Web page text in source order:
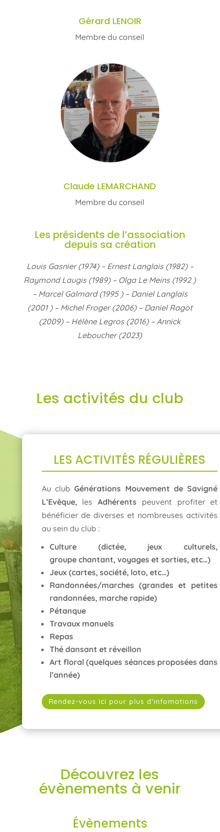
Gérard LENOIR
Membre du conseil
Claude LEMARCHAND
Membre du conseil
Les présidents de l’association
depuis sa création
Louis Gasnier (1974) – Ernest Langlais (1982) –
Raymond Laugis (1989) – Olga Le Meins (1992 )
– Marcel Galmard (1995 ) – Daniel Langlais
(2001 ) – Michel Froger (2006) – Daniel Ragot
(2009) – Hélène Legros (2016) – Annick
Leboucher (2023)
Les activités du club
LES ACTIVITÉS RÉGULIÈRES
Au clubGénérations Mouvement de Savigné
L’Evêque, lesAdhérents peuvent profiter et
bénéficier de diverses et nombreuses activités
au sein du club :
Culture (dictée, jeux culturels,
groupe chantant, voyages et sorties, etc…)
Jeux (cartes, société, loto, etc…)
Randonnées/marches (grandes et petites
randonnées, marche rapide)
Pétanque
Travaux manuels
Repas
Thé dansant et réveillon
Art floral (quelques séances proposées dans
l’année)
Rendez-vous ici pour plus d'infomations
Découvrez les
évènements à venir
Évènements